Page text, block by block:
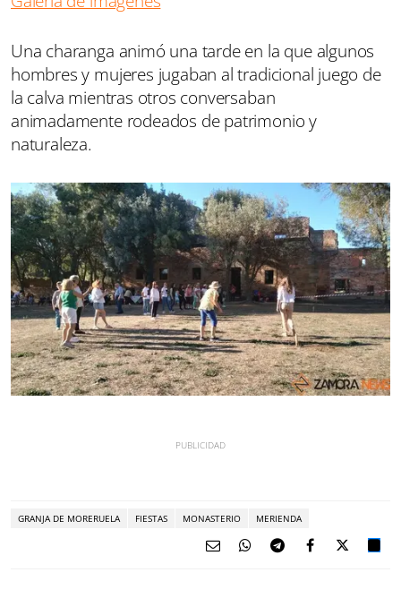
Una charanga animó una tarde en la que algunos
hombres y mujeres jugaban al tradicional juego de
la calva mientras otros conversaban
animadamente rodeados de patrimonio y
naturaleza.
GRANJA DE MORERUELA FIESTAS MONASTERIO MERIENDA